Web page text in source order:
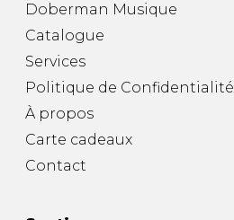
Doberman Musique
Catalogue
Services
Politique de Confidentialité
À propos
Carte cadeaux
Contact